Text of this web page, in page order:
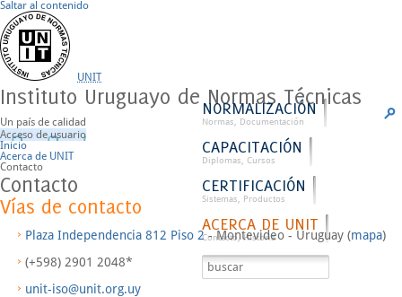
Saltar al contenido
UNIT
Instituto Uruguayo de Normas Técnicas
Un país de calidad
Acceso de usuario
NORMALIZACIÓN
Normas, Documentación
CAPACITACIÓN
Diplomas, Cursos
CERTIFICACIÓN
Sistemas, Productos
ACERCA DE UNIT
Contacto, Historia
Inicio
Acerca de UNIT
Contacto
Contacto
Vías de contacto
Plaza Independencia 812 Piso 2- Montevideo - Uruguay (mapa)
(+598) 2901 2048*
unit-iso@unit.org.uy